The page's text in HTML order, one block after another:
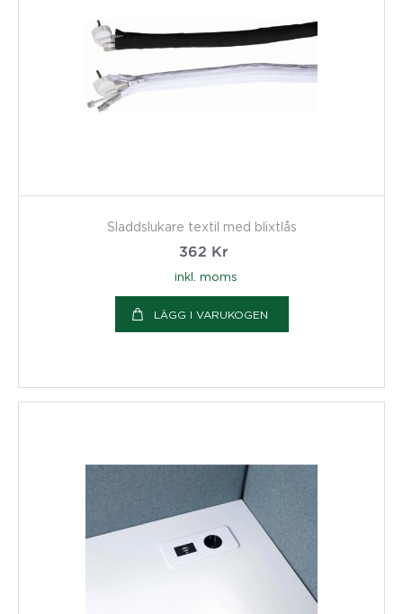
Sladdslukare textil med blixtlås
362 Kr
inkl. moms
LÄGG I VARUKOGEN